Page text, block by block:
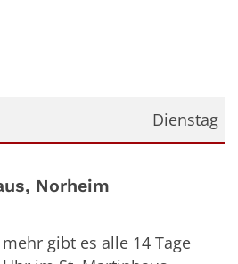
Dienstag
Norheim
gibt es alle 14 Tage